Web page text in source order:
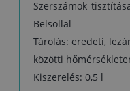
Szerszámok
Belsollal
Tárolás: eredeti,
közötti
Kiszerelés: 0,5 l